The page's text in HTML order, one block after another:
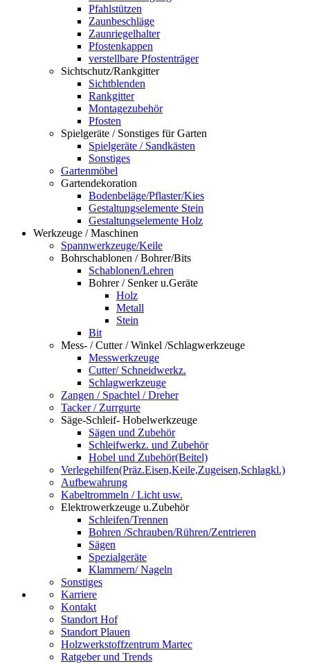
Pfahlstützen
Zaunbeschläge
Zaunriegelhalter
Pfostenkappen
verstellbare Pfostenträger
Sichtschutz/Rankgitter
Sichtblenden
Rankgitter
Montagezubehör
Pfosten
Spielgeräte / Sonstiges für Garten
Spielgeräte / Sandkästen
Sonstiges
Gartenmöbel
Gartendekoration
Bodenbeläge/Pflaster/Kies
Gestaltungselemente Stein
Gestaltungselemente Holz
Werkzeuge / Maschinen
Spannwerkzeuge/Keile
Bohrschablonen / Bohrer/Bits
Schablonen/Lehren
Bohrer / Senker u.Geräte
Holz
Metall
Stein
Bit
Mess- / Cutter / Winkel /Schlagwerkzeuge
Messwerkzeuge
Cutter/ Schneidwerkz.
Schlagwerkzeuge
Zangen / Spachtel / Dreher
Tacker / Zurrgurte
Säge-Schleif- Hobelwerkzeuge
Sägen und Zubehör
Schleifwerkz. und Zubehör
Hobel und Zubehör(Beitel)
Verlegehilfen(Präz.Eisen,Keile,Zugeisen,Schlagkl.)
Aufbewahrung
Kabeltrommeln / Licht usw.
Elektrowerkzeuge u.Zubehör
Schleifen/Trennen
Bohren /Schrauben/Rühren/Zentrieren
Sägen
Spezialgeräte
Klammern/ Nageln
Sonstiges
Karriere
Kontakt
Standort Hof
Standort Plauen
Holzwerkstoffzentrum Martec
Ratgeber und Trends